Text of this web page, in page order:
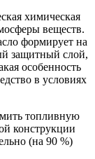
химическая
веществ.
формирует на
защитный слой,
особенность
в условиях
топливную
конструкции
(на 90 %)